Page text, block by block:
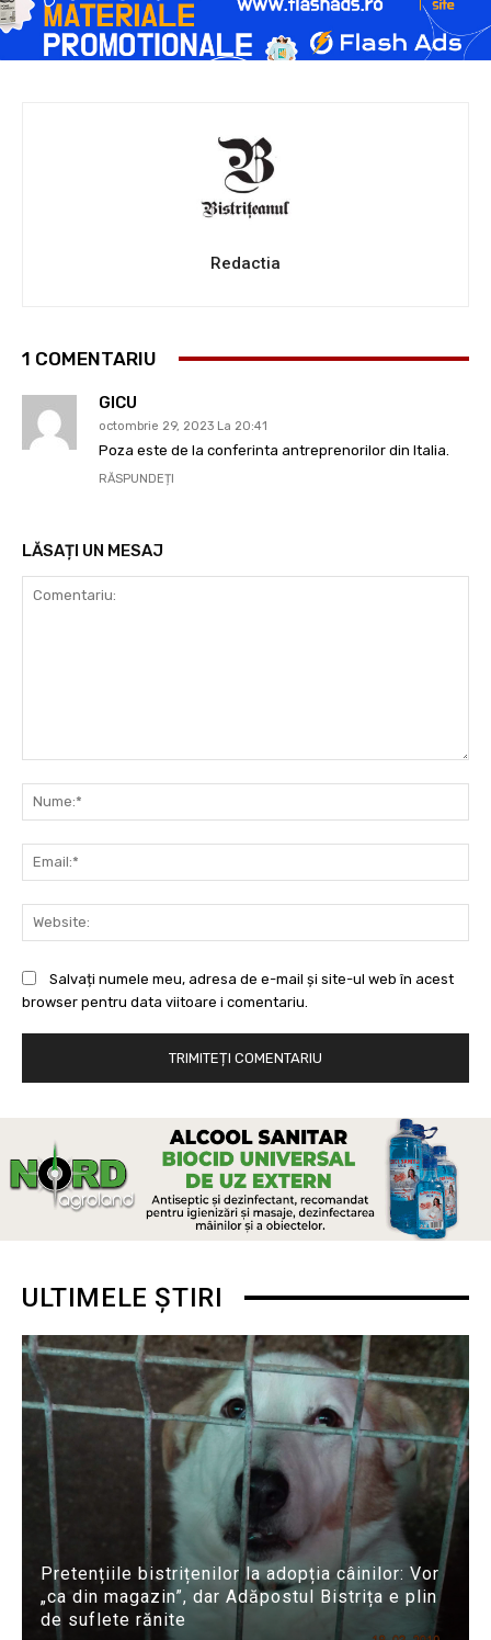
Redactia
1 COMENTARIU
GICU
octombrie 29, 2023 La 20:41
Poza este de la conferinta antreprenorilor din Italia.
RĂSPUNDEȚI
LĂSAȚI UN MESAJ
Salvați numele meu, adresa de e-mail și site-ul web în acest
browser pentru data viitoare i comentariu.
ULTIMELE ȘTIRI
Pretențiile bistrițenilor la adopția câinilor: Vor
„ca din magazin”, dar Adăpostul Bistrița e plin
de suflete rănite